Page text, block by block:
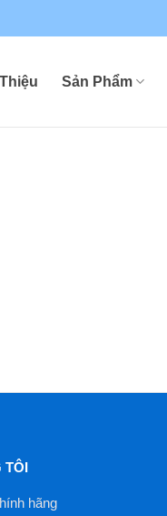
Sản Phẩm
TÔI
hãng